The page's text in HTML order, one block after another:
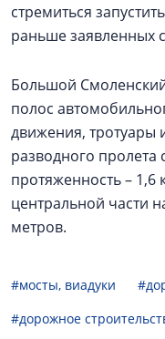
стремиться
раньше заявленных
Большой
полос
движения,
разводного пролета
протяженность – 1,6
центральной части
метров.
#мосты, виадуки
#дорожное